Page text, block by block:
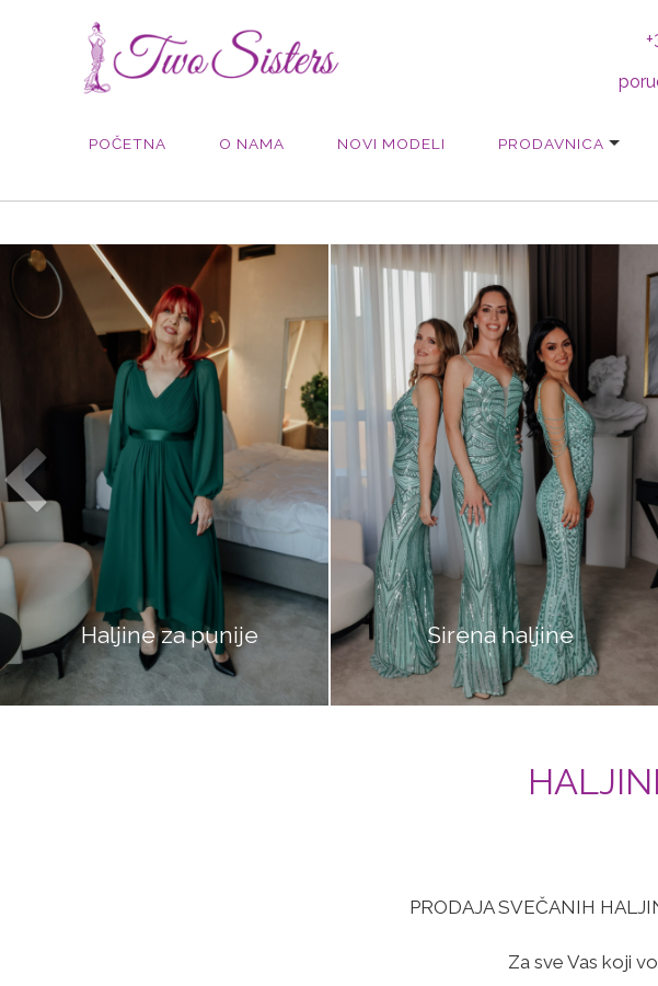
POČETNA O NAMA NOVI MODELI PRODAVNICA
Haljine za punije Sirena haljine
PRODAJA SVEČANIH
Za sve Vas koji